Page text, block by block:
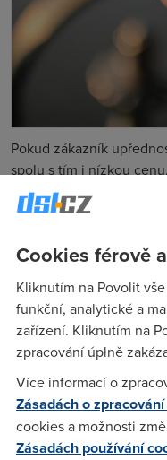
Pokud zákazník
spolu s tím i nízkou
za 277 Kč. Pro
SMS jako základ a
zákazníci, pro které je
cestují do zahraničí.
přináší Red Naplno 20
Již v únoru tohoto roku
v rámci unikátního
přinášíme pořádnou
zákazníky bude každý
dat v aplikaciMůj
Red Naplno to budou 2
Cookies férově
Kliknutím na Povolit
funkční, analytické a
zařízení. Kliknutím na
zpracování úplně
Více informací o
Zásadách o
cookies a možnosti
Zásadách používání